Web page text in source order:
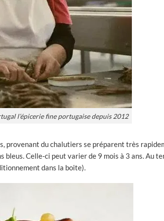
l’épicerie fine portugaise depuis 2012
provenant du chalutiers se préparent très
Celle-ci peut varier de 9 mois à 3 ans. Au
dans la boite).